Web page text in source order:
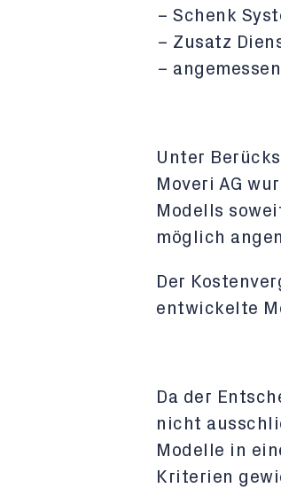
Schenk
Zusatz
Unter
Moveri AG
Modells
möglich
Der
entwickelte
Da der
nicht
Modelle in
Kriterien